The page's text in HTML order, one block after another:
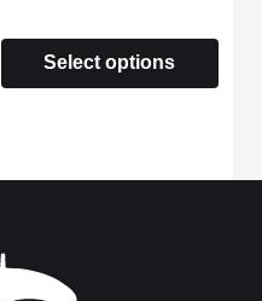
Select options